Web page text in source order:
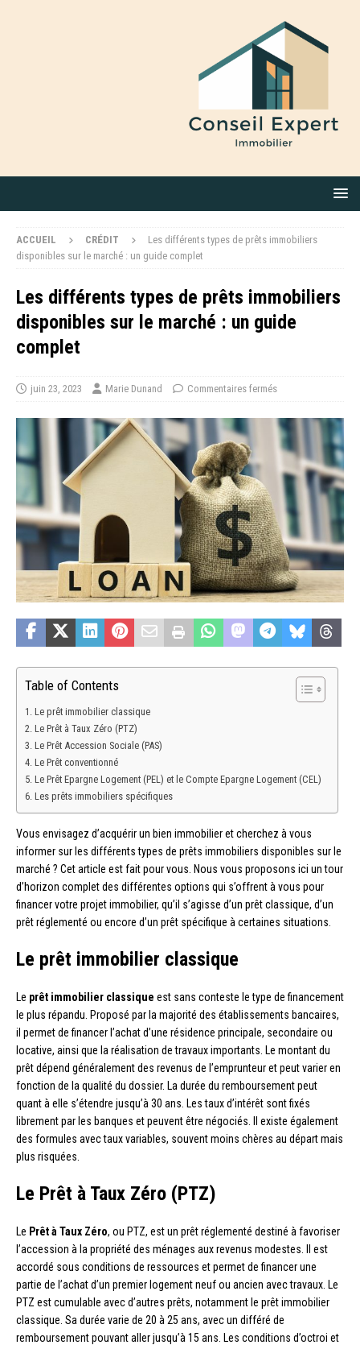
ACCUEIL CRÉDIT
Les différents types de prêts immobiliers
disponibles sur le marché : un guide complet
Les différents types de prêts immobiliers
disponibles sur le marché : un guide
complet
juin 23, 2023 Marie Dunand Commentaires fermés
Table of Contents
Le prêt immobilier classique
Le Prêt à Taux Zéro (PTZ)
Le Prêt Accession Sociale (PAS)
Le Prêt conventionné
Le Prêt Epargne Logement (PEL) et le Compte Epargne Logement (CEL)
Les prêts immobiliers spécifiques
Vous envisagez d’acquérir un bien immobilier et cherchez à vous
informer sur les différents types de prêts immobiliers disponibles sur le
marché ? Cet article est fait pour vous. Nous vous proposons ici un tour
d’horizon complet des différentes options qui s’offrent à vous pour
financer votre projet immobilier, qu’il s’agisse d’un prêt classique, d’un
prêt réglementé ou encore d’un prêt spécifique à certaines situations.
Le prêt immobilier classique
Le prêt immobilier classique est sans conteste le type de financement
le plus répandu. Proposé par la majorité des établissements bancaires,
il permet de financer l’achat d’une résidence principale, secondaire ou
locative, ainsi que la réalisation de travaux importants. Le montant du
prêt dépend généralement des revenus de l’emprunteur et peut varier en
fonction de la qualité du dossier. La durée du remboursement peut
quant à elle s’étendre jusqu’à 30 ans. Les taux d’intérêt sont fixés
librement par les banques et peuvent être négociés. Il existe également
des formules avec taux variables, souvent moins chères au départ mais
plus risquées.
Le Prêt à Taux Zéro (PTZ)
Le Prêt à Taux Zéro, ou PTZ, est un prêt réglementé destiné à favoriser
l’accession à la propriété des ménages aux revenus modestes. Il est
accordé sous conditions de ressources et permet de financer une
partie de l’achat d’un premier logement neuf ou ancien avec travaux. Le
PTZ est cumulable avec d’autres prêts, notamment le prêt immobilier
classique. Sa durée varie de 20 à 25 ans, avec un différé de
remboursement pouvant aller jusqu’à 15 ans. Les conditions d’octroi et